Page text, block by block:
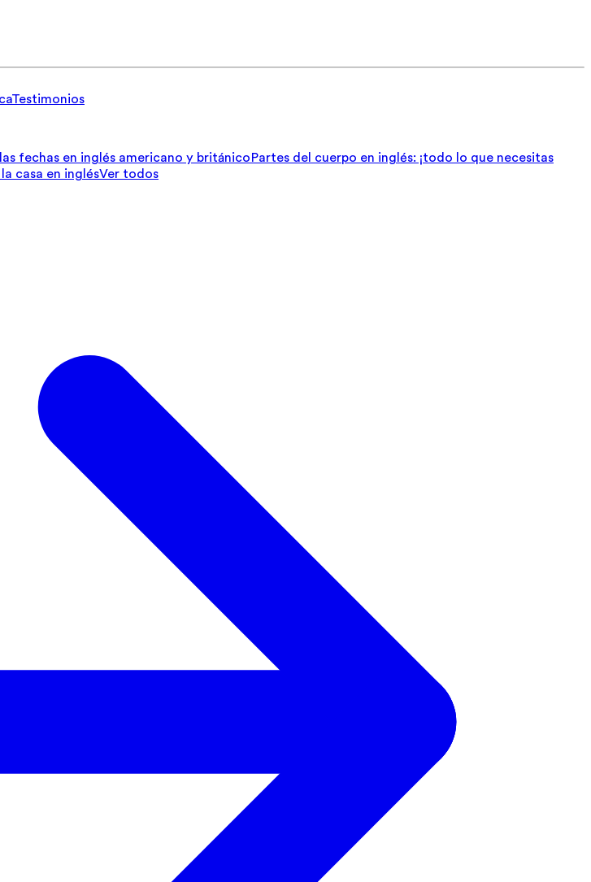
Testimonios
fechas en inglés americano y británicoPartes del cuerpo en inglés: ¡todo lo que necesitas
casa en inglésVer todos